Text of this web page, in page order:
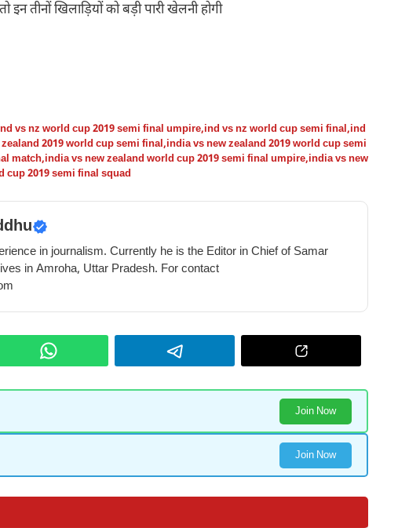
तीनों खिलाड़ियों को बड़ी पारी खेलनी होगी
vs nz world cup 2019 semi final umpire,ind vs nz world cup semi final,ind
2019 world cup semi final,india vs new zealand 2019 world cup semi
match,india vs new zealand world cup 2019 semi final umpire,india vs new
cup 2019 semi final squad
in journalism. Currently he is the Editor in Chief of Samar
in Amroha, Uttar Pradesh. For contact
Join Now
Join Now